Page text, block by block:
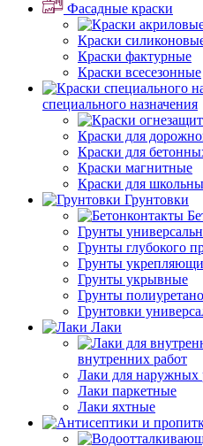
Фасадные краски
Краски
Краски фактурные
Краски всесезонные
специального назначения
Краски для
Краски для
Краски магнитные
Краски для
Грунтовки
Грунты
Грунты глубокого
Грунты
Грунты укрывные
Грунты
Грунтовки
Лаки
внутренних работ
Лаки для наружных
Лаки паркетные
Лаки яхтные